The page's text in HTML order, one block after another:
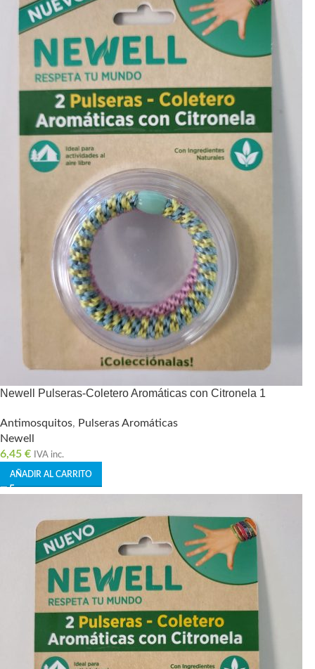
Newell Pulseras-Coletero Aromáticas con Citronela 1
Antimosquitos, Pulseras Aromáticas
Newell
6,45 € IVA inc.
AÑADIR AL CARRITO